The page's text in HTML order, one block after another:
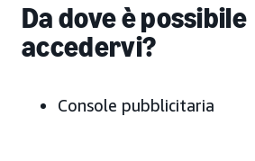
Da dove è possibile
accedervi?
Console pubblicitaria